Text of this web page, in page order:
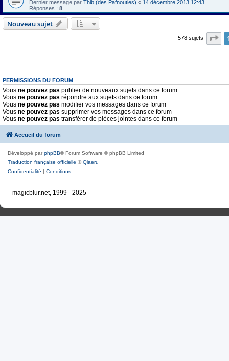
Dernier message par Thib (des Pafnouties) « 14 décembre 2013 12:43
Réponses : 8
Nouveau sujet
578 sujets
PERMISSIONS DU FORUM
Vous ne pouvez pas publier de nouveaux sujets dans ce forum
Vous ne pouvez pas répondre aux sujets dans ce forum
Vous ne pouvez pas modifier vos messages dans ce forum
Vous ne pouvez pas supprimer vos messages dans ce forum
Vous ne pouvez pas transférer de pièces jointes dans ce forum
Accueil du forum
Développé parphpBB® Forum Software © phpBB Limited
Traduction française officielle ©Qiaeru
Confidentialité | Conditions
magicblur.net, 1999 - 2025